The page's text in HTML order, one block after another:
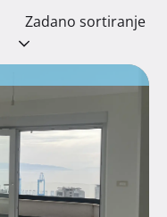
Zadano sortiranje